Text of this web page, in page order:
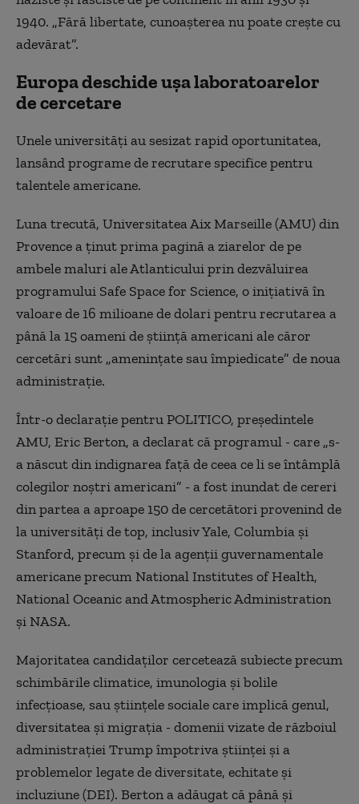
1940. „Fără libertate, cunoașterea nu poate crește cu
adevărat”.
Europa deschide ușa laboratoarelor
de cercetare
Unele universități au sesizat rapid oportunitatea,
lansând programe de recrutare specifice pentru
talentele americane.
Luna trecută, Universitatea Aix Marseille (AMU) din
Provence a ținut prima pagină a ziarelor de pe
ambele maluri ale Atlanticului prin dezvăluirea
programului Safe Space for Science, o inițiativă în
valoare de 16 milioane de dolari pentru recrutarea a
până la 15 oameni de știință americani ale căror
cercetări sunt „amenințate sau împiedicate” de noua
administrație.
Într-o declarație pentru POLITICO, președintele
AMU, Eric Berton, a declarat că programul - care „s-
a născut din indignarea față de ceea ce li se întâmplă
colegilor noștri americani” - a fost inundat de cereri
din partea a aproape 150 de cercetători provenind de
la universități de top, inclusiv Yale, Columbia și
Stanford, precum și de la agenții guvernamentale
americane precum National Institutes of Health,
National Oceanic and Atmospheric Administration
și NASA.
Majoritatea candidaților cercetează subiecte precum
schimbările climatice, imunologia și bolile
infecțioase, sau științele sociale care implică genul,
diversitatea și migrația - domenii vizate de războiul
administrației Trump împotriva științei și a
problemelor legate de diversitate, echitate și
incluziune (DEI). Berton a adăugat că până și